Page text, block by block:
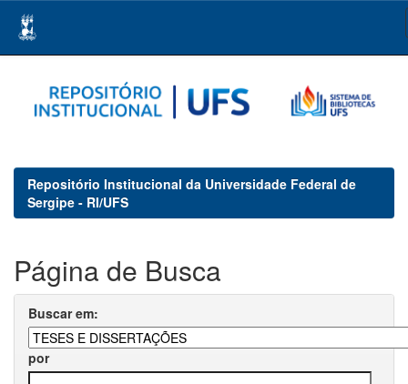
navigation
Repositório Institucional da Universidade Federal de
Sergipe - RI/UFS
Página de Busca
Buscar em:
por